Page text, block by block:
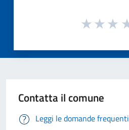
Contatta il comune
Leggi le domande frequenti